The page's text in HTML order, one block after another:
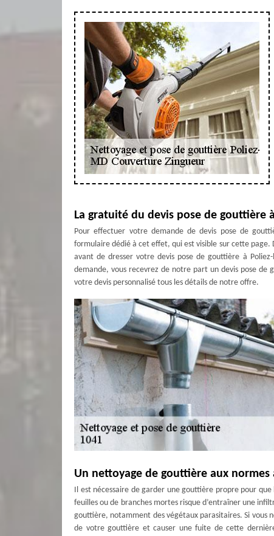
La gratuité du devis pose de gouttière
Pour effectuer votre demande de devis pose de
formulaire dédié à cet effet, qui est visible sur cette
avant de dresser votre devis pose de gouttière à
demande, vous recevrez de notre part un devis pose
votre devis personnalisé tous les détails de notre offre.
Un nettoyage de gouttière aux normes
Il est nécessaire de garder une gouttière propre pour que
feuilles ou de branches mortes risque d’entraîner une
gouttière, notamment des végétaux parasitaires. Si vous
de votre gouttière et causer une fuite de cette